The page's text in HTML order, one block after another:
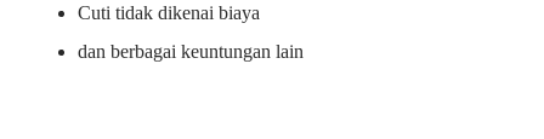
Cuti tidak dikenai biaya
dan berbagai keuntungan lain